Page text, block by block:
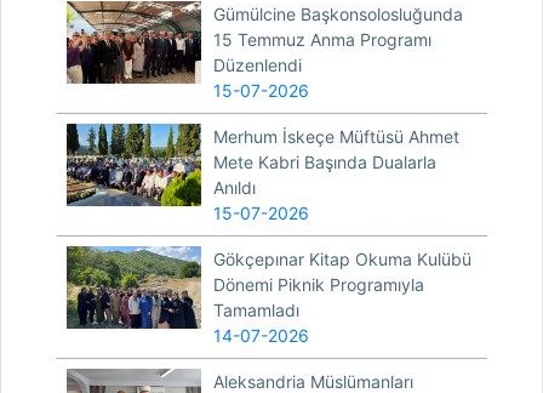
Gümülcine Başkonsolosluğunda
15 Temmuz Anma Programı
Düzenlendi
15-07-2026
Merhum İskeçe Müftüsü Ahmet
Mete Kabri Başında Dualarla
Anıldı
15-07-2026
Gökçepınar Kitap Okuma Kulübü
Dönemi Piknik Programıyla
Tamamladı
14-07-2026
Aleksandria Müslümanları